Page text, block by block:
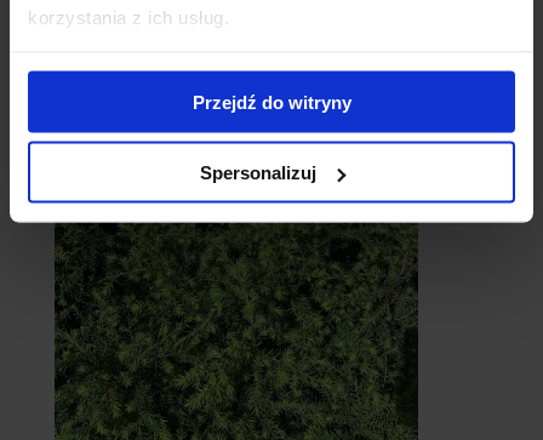
korzystania z ich usług.
Przejdź do witryny
Spersonalizuj
Cebule